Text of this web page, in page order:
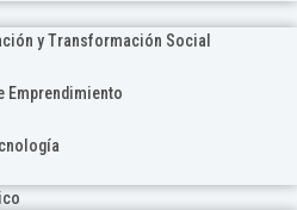
y Transformación Social
Emprendimiento